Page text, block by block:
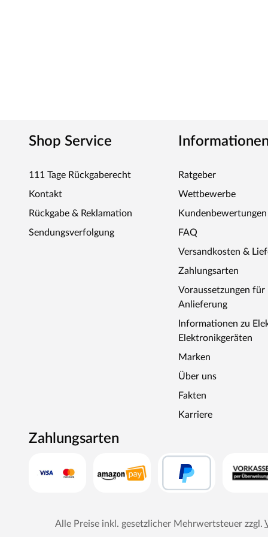
Shop Service
111 Tage Rückgaberecht
Kontakt
Rückgabe & Reklamation
Sendungsverfolgung
Informationen
Ratgeber
Wettbewerbe
Kundenbewertungen
FAQ
Versandkosten &
Zahlungsarten
Voraussetzungen für
Anlieferung
Informationen zu
Elektronikgeräten
Marken
Über uns
Fakten
Karriere
Zahlungsarten
Alle Preise inkl. gesetzlicher Mehrwertsteuer zzgl.